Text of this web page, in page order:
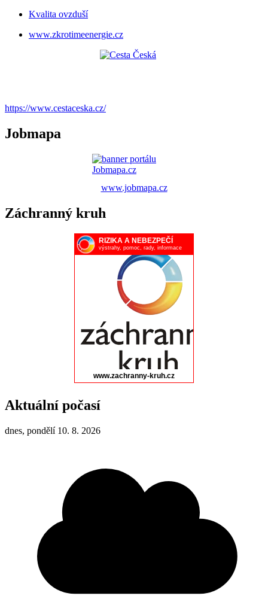
Kvalita ovzduší
www.zkrotimeenergie.cz
https://www.cestaceska.cz/
Jobmapa
www.jobmapa.cz
Záchranný kruh
Aktuální počasí
dnes, pondělí 10. 8. 2026